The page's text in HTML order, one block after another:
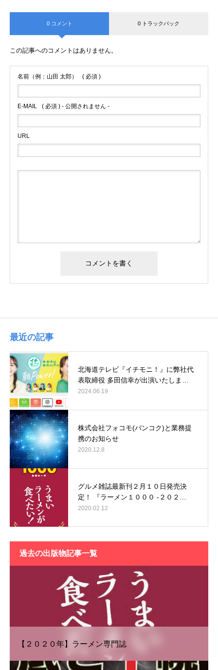
0 コメント 0 トラックバック
この記事へのコメントはありません。
名前（例：山田 太郎） ( 必須 )
E-MAIL ( 必須 ) - 公開されません -
URL
最近の記事
北海道テレビ『イチモニ！』に弊社代
表取締役 多田信幸が出演いたしま…
2024.06.19
株式会社フォコモ(バンコク)と業務提
携のお知らせ
2020.12.8
グルメ雑誌最新刊２月１０日発売決
定！ 『ラーメン１０００ -２０２…
2020.02.12
過去の出版物記事一覧
【２０２０年】ラーメン専門誌